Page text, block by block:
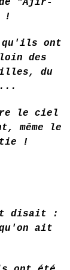
de "Ajir-
!
qu'ils ont
des
du
le ciel
même le
!
disait :
ait